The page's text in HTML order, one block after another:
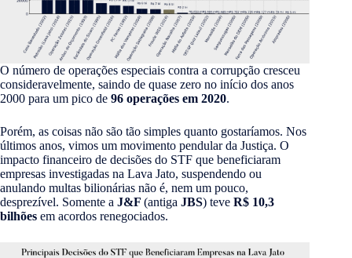
O número de operações especiais contra a corrupção cresceu
consideravelmente, saindo de quase zero no início dos anos
2000 para um pico de 96 operações em 2020.
Porém, as coisas não são tão simples quanto gostaríamos. Nos
últimos anos, vimos um movimento pendular da Justiça. O
impacto financeiro de decisões do STF que beneficiaram
empresas investigadas na Lava Jato, suspendendo ou
anulando multas bilionárias não é, nem um pouco,
desprezível. Somente a J&F (antiga JBS) teve R$ 10,3
bilhões em acordos renegociados.